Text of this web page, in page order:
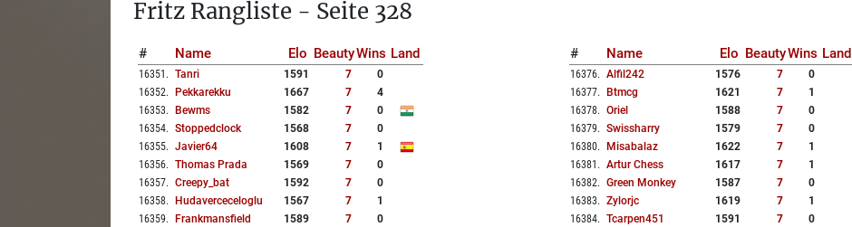
Fritz Rangliste - Seite 328
# Name Elo BeautyWins Land
16351 . Tanri 1591 7
0
16352. Pekkarekku 1667 7
4
16353. Bewms 1582 7
0
16354. Stoppedclock 1568 7
0
16355. Javier64 1608 7
1
16356. Thomas Prada 1569 7
0
16357. Creepy_bat 1592 7
0
16358. Hudaverceceloglu 1567 7
1
16359. Frankmansfield 1589 7
0
# Name Elo BeautyWins Land
16376. Alfil242 1576 7
0
16377. Btmcg 1621 7
1
16378. Oriel 1588 7
0
16379. Swissharry 1579 7
0
16380. Misabalaz 1622 7
1
16381 . Artur Chess 1617 7
1
16382. Green Monkey 1587 7
0
16383. Zylorjc 1619 7
1
16384. Tcarpen451 1591 7
0